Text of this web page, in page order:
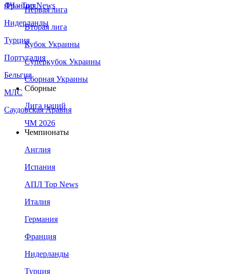
Франция
Нидерланды
Турция
Португалия
Бельгия
МЛС
Саудовская Аравия
ЛЧ - Top News
Первая лига
Вторая лига
Кубок Украины
Суперкубок Украины
Сборная Украины
Сборные
Лига наций
ЧМ 2026
Чемпионаты
Англия
Испания
АПЛ Top News
Италия
Германия
Франция
Нидерланды
Турция